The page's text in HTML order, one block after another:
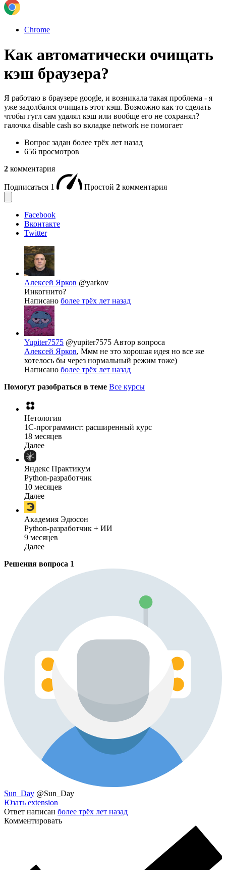
Chrome
Как автоматически очищать
кэш браузера?
Я работаю в браузере google, и возникала такая проблема - я
уже задолбался очищать этот кэш. Возможно как то сделать
чтобы гугл сам удалял кэш или вообще его не сохранял?
галочка disable cash во вкладке network не помогает
Вопрос задан более трёх лет назад
656 просмотров
2 комментария
Подписаться 1 Простой 2 комментария
Facebook
Вконтакте
Twitter
Алексей Ярков @yarkov
Инкогнито?
Написано более трёх лет назад
Yupiter7575 @yupiter7575 Автор вопроса
Алексей Ярков, Ммм не это хорошая идея но все же
хотелось бы через нормальный режим тоже)
Написано более трёх лет назад
Помогут разобраться в теме Все курсы
Нетология
1C-программист: расширенный курс
18 месяцев
Далее
Яндекс Практикум
Python-разработчик
10 месяцев
Далее
Академия Эдюсон
Python-разработчик + ИИ
9 месяцев
Далее
Решения вопроса 1
Sun_Day @Sun_Day
Юзать extension
Ответ написан более трёх лет назад
Комментировать